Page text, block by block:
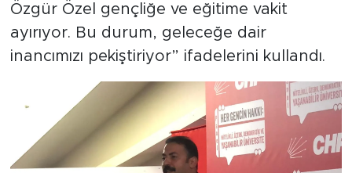
Özgür Özel gençliğe ve eğitime vakit
ayırıyor. Bu durum, geleceğe dair
inancımızı pekiştiriyor” ifadelerini kullandı.